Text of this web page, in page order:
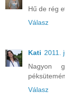
Hű de rég
Válasz
Kati 2011.
Nagyon
Válasz